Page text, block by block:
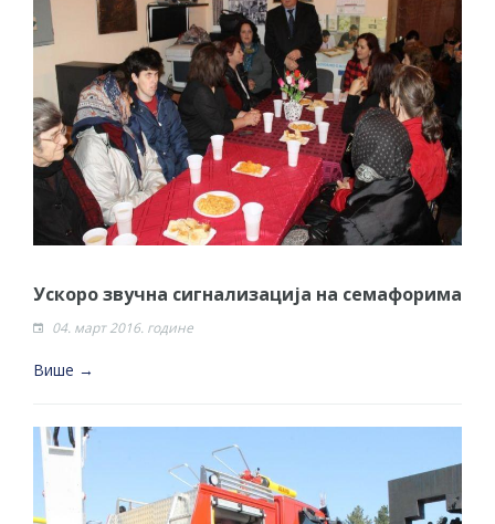
Ускоро звучна сигнализација на семафорима
04. март 2016. године
Више →